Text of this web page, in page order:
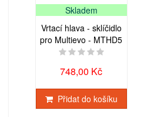
Skladem
Vrtací hlava - sklíčidlo
pro Multievo - MTHD5
748,00 Kč
Přidat do košíku